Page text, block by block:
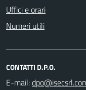
Uffici e orari
Numeri utili
CONTATTI D.P.O.
E-mail: